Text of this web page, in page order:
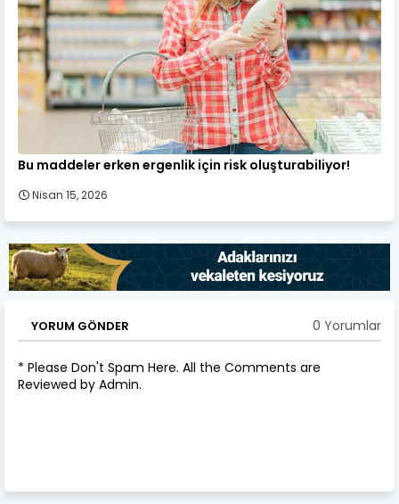
Bu maddeler erken ergenlik için risk oluşturabiliyor!
Nisan 15, 2026
YORUM GÖNDER 0 Yorumlar
* Please Don't Spam Here. All the Comments are
Reviewed by Admin.